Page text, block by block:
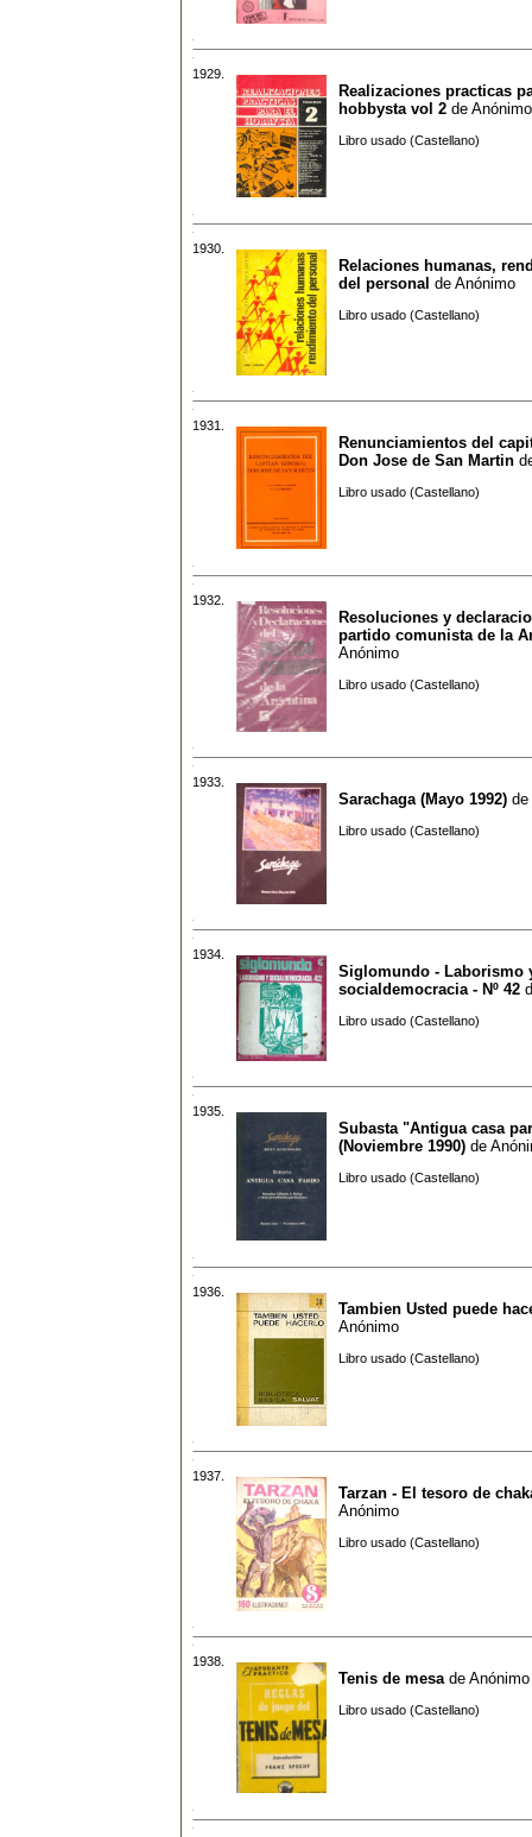
1929.
Realizaciones practicas
hobbysta vol 2 de Anónimo
Libro usado (Castellano)
1930.
Relaciones humanas,
del personal de Anónimo
Libro usado (Castellano)
1931.
Renunciamientos del
Don Jose de San Martin
Libro usado (Castellano)
1932.
Resoluciones y
partido comunista de la
Anónimo
Libro usado (Castellano)
1933.
Sarachaga (Mayo 1992) de
Libro usado (Castellano)
1934.
Siglomundo - Laborismo
socialdemocracia - Nº 42
Libro usado (Castellano)
1935.
Subasta "Antigua casa
(Noviembre 1990) de
Libro usado (Castellano)
1936.
Tambien Usted puede
Anónimo
Libro usado (Castellano)
1937.
Tarzan - El tesoro de
Anónimo
Libro usado (Castellano)
1938.
Tenis de mesa de Anónimo
Libro usado (Castellano)